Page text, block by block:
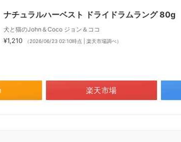
ナチュラルハーベスト ドライドラムラング 80g
犬と猫のJohn＆Coco ジョン＆ココ
¥1,210 （2026/06/23 02:10時点 | 楽天市場調べ）
楽天市場